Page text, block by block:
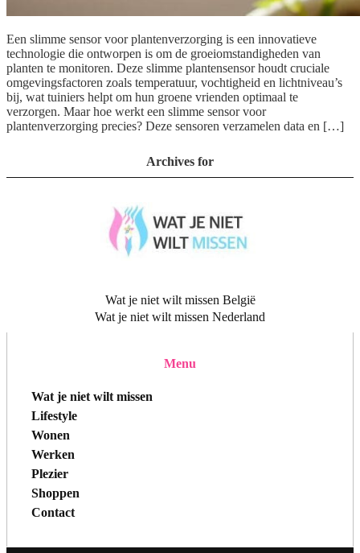
Een slimme sensor voor plantenverzorging is een innovatieve
technologie die ontworpen is om de groeiomstandigheden van
planten te monitoren. Deze slimme plantensensor houdt cruciale
omgevingsfactoren zoals temperatuur, vochtigheid en lichtniveau’s
bij, wat tuiniers helpt om hun groene vrienden optimaal te
verzorgen. Maar hoe werkt een slimme sensor voor
plantenverzorging precies? Deze sensoren verzamelen data en […]
Archives for
Wat je niet wilt missen België
Wat je niet wilt missen Nederland
Menu
Wat je niet wilt missen
Lifestyle
Wonen
Werken
Plezier
Shoppen
Contact